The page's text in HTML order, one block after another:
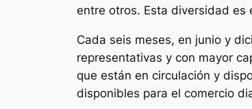
entre otros. Esta diversidad es
Cada seis meses, en junio y
representativas y con mayor
que están en circulación y
disponibles para el comercio